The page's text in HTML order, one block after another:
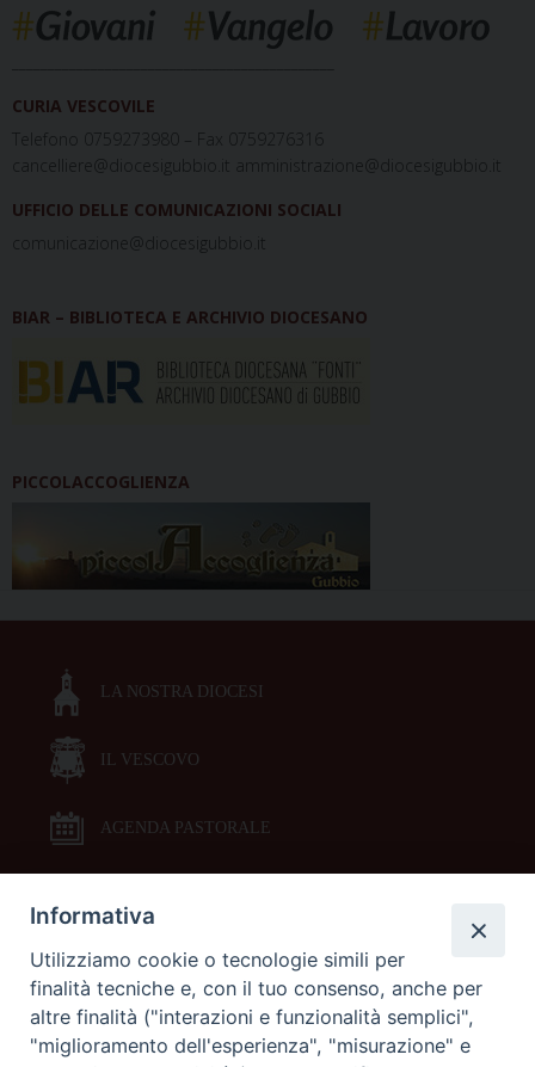
CURIA VESCOVILE
Telefono 0759273980 – Fax 0759276316
cancelliere@diocesigubbio.it amministrazione@diocesigubbio.it
UFFICIO DELLE COMUNICAZIONI SOCIALI
comunicazione@diocesigubbio.it
BIAR – BIBLIOTECA E ARCHIVIO DIOCESANO
PICCOLACCOGLIENZA
LA NOSTRA DIOCESI
IL VESCOVO
AGENDA PASTORALE
DOCUMENTI PASTORALI
ORARI MESSE
LITURGIA DELLE ORE
Informativa
Utilizziamo cookie o tecnologie simili per
finalità tecniche e, con il tuo consenso, anche per
altre finalità ("interazioni e funzionalità semplici",
"miglioramento dell'esperienza", "misurazione" e